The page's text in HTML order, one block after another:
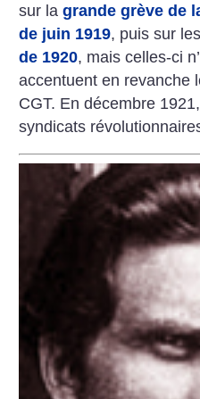
sur lagrande grève de
de juin 1919, puis sur
de 1920, mais celles-ci
accentuent en revanche
CGT. En décembre
syndicats